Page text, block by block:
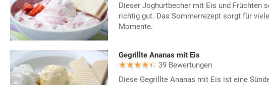
Dieser Joghurtbecher mit Eis und Früchten
richtig gut. Das Sommerrezept sorgt für
Momente.
Gegrillte Ananas mit Eis
39 Bewertungen
Diese Gegrillte Ananas mit Eis ist eine